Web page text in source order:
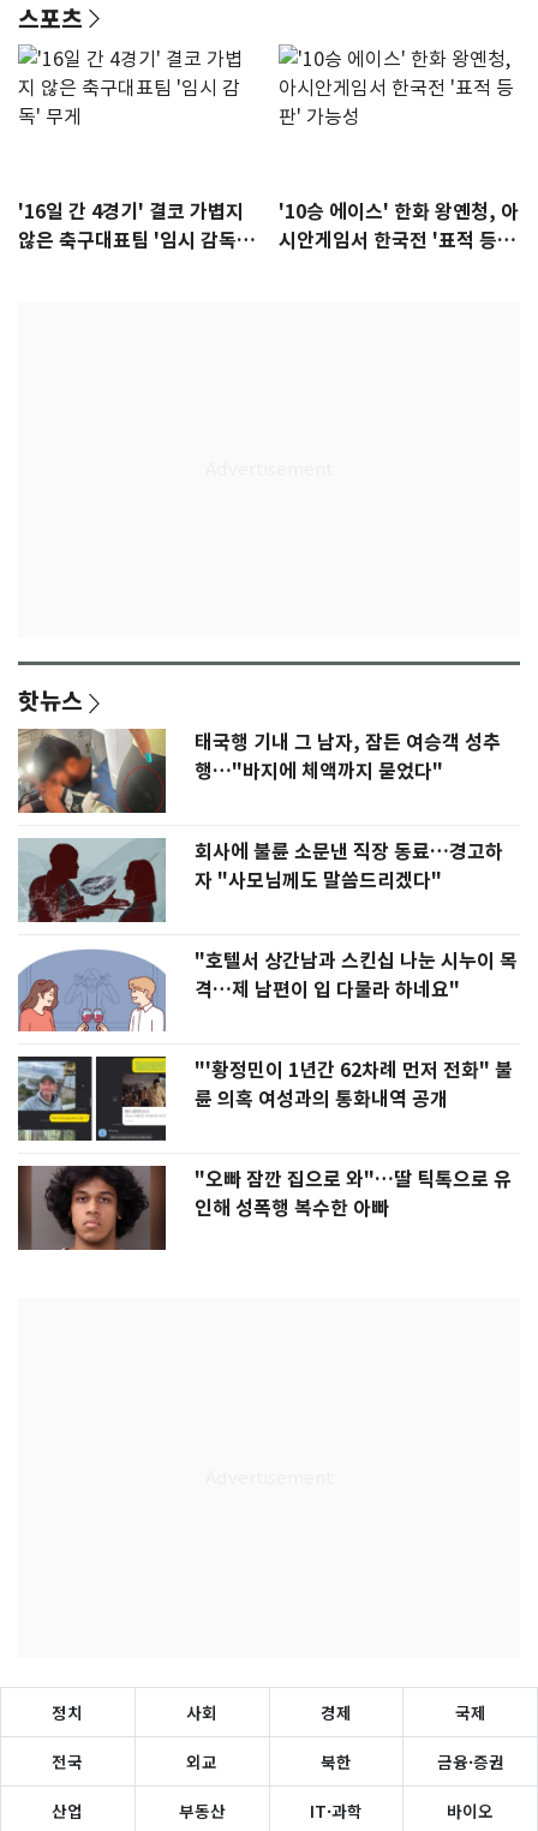
스포츠
'16일 간 4경기' 결코 가볍지
않은 축구대표팀 '임시 감독'
'10승 에이스' 한화 왕옌청, 아
시안게임서 한국전 '표적 등
핫뉴스
태국행 기내 그 남자, 잠든 여승객 성추
행…"바지에 체액까지 묻었다"
회사에 불륜 소문낸 직장 동료…경고하
자 "사모님께도 말씀드리겠다"
"호텔서 상간남과 스킨십 나눈 시누이 목
격…제 남편이 입 다물라 하네요"
"'황정민이 1년간 62차례 먼저 전화" 불
륜 의혹 여성과의 통화내역 공개
"오빠 잠깐 집으로 와"…딸 틱톡으로 유
인해 성폭행 복수한 아빠
정치 사회 경제 국제
전국 외교 북한 금융·증권
산업 부동산 IT·과학 바이오